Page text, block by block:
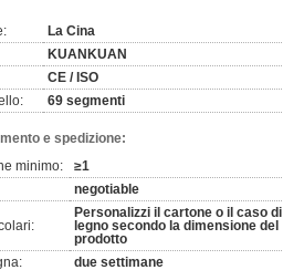
La Cina
KUANKUAN
CE / ISO
69 segmenti
e spedizione:
minimo:
≥1
negotiable
Personalizzi il cartone o il caso di
legno secondo la dimensione del
prodotto
due settimane